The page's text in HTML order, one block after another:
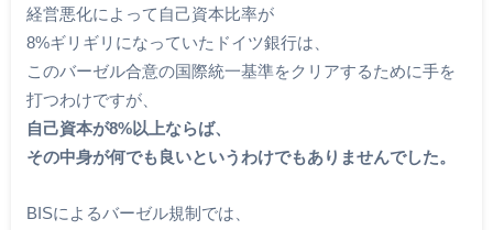
経営悪化によって自己資本比率が
8%ギリギリになっていたドイツ銀行は、
このバーゼル合意の国際統一基準をクリアするために手を
打つわけですが、
自己資本が8%以上ならば、
その中身が何でも良いというわけでもありませんでした。
BISによるバーゼル規制では、